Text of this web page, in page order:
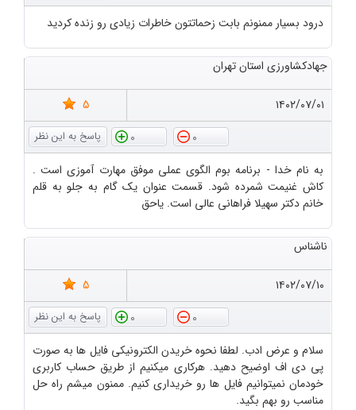
درود بسیار ممنونم بابت زحماتتون خاطرات زیادی رو زنده کردید
جهادکشاورزی استان تهران
۱۴۰۲/۰۷/۰۱
5
0
0
به نام خدا - برنامه بوم الگوی عملی موفق مهارت آموزی است .
کاش غنیمت شمرده شود. قسمت عنوان یک گام به جلو به قلم
خانم دکتر سهیلا فراهانی عالی است. یاحق
ناشناس
۱۴۰۲/۰۷/۱۰
5
0
0
سلام و عرض ادب. لطفا نحوه خریدن الکترونیکی فایل ها به صورت
پی دی اف اوضیح دهید. هرکاری میکنیم از طریق حساب کاربری
خودمان نمیتوانیم فایل ها رو خریداری کنیم. ممنون میشم راه حل
مناسب رو بهم بگید.